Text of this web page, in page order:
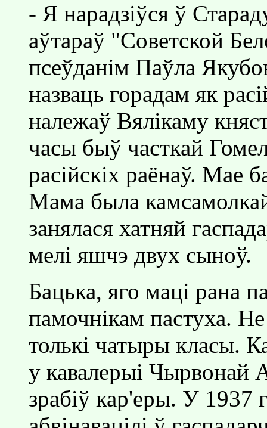
- Я нарадзiўся ў
аўтараў "Советской
псеўданiм Паўла
назваць горадам як
належаў Вялiкаму
часы быў часткай
расiйскiх раёнаў. Мае
Мама была
занялася хатняй
мелi яшчэ двух сыноў.
Бацька, яго мацi рана
памочнiкам пастуха.
толькi чатыры класы.
у кавалерыi Чырвонай
зрабiў кар'еры. У 1937